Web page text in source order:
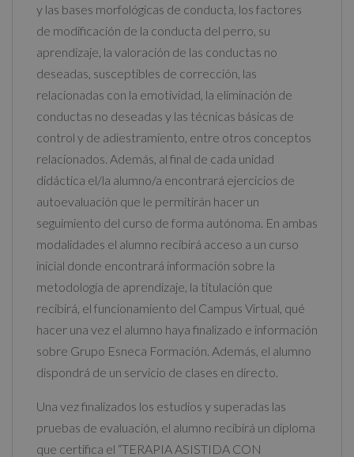
y las bases morfológicas de conducta, los factores
de modificación de la conducta del perro, su
aprendizaje, la valoración de las conductas no
deseadas, susceptibles de corrección, las
relacionadas con la emotividad, la eliminación de
conductas no deseadas y las técnicas básicas de
control y de adiestramiento, entre otros conceptos
relacionados. Además, al final de cada unidad
didáctica el/la alumno/a encontrará ejercicios de
autoevaluación que le permitirán hacer un
seguimiento del curso de forma autónoma. En ambas
modalidades el alumno recibirá acceso a un curso
inicial donde encontrará información sobre la
metodología de aprendizaje, la titulación que
recibirá, el funcionamiento del Campus Virtual, qué
hacer una vez el alumno haya finalizado e información
sobre Grupo Esneca Formación. Además, el alumno
dispondrá de un servicio de clases en directo.
Una vez finalizados los estudios y superadas las
pruebas de evaluación, el alumno recibirá un diploma
que certifica el “TERAPIA ASISTIDA CON